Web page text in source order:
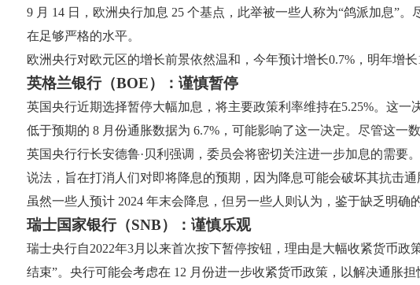
9 月 14 日，欧洲央行加息 25 个基点，此举被一些人称为“鸽派加息”
在足够严格的水平。
欧洲央行对欧元区的增长前景依然温和，今年预计增长0.7%，明年增
英格兰银行（BOE）：谨慎暂停
英国央行近期选择暂停大幅加息，将主要政策利率维持在5.25%。这一
低于预期的 8 月份通胀数据为 6.7%，可能影响了这一决定。尽管这一
英国央行行长安德鲁·贝利强调，委员会将密切关注进一步加息的需
说法，旨在打消人们对即将降息的预期，因为降息可能会破坏其抗击通
虽然一些人预计 2024 年末会降息，但另一些人则认为，鉴于缺乏明确
瑞士国家银行（SNB）：谨慎乐观
瑞士央行自2022年3月以来首次按下暂停按钮，理由是大幅收紧货币
结束”。央行可能会考虑在 12 月份进一步收紧货币政策，以解决通胀担